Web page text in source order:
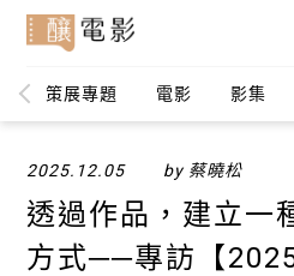
策展專題 電影 影集
2025.12.05 by 蔡曉松
透過作品，建立一
方式──專訪【​